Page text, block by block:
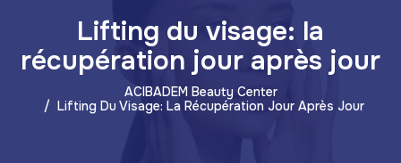
Lifting du visage: la
récupération jour après jour
ACIBADEM Beauty Center
Lifting Du Visage: La Récupération Jour Après Jour